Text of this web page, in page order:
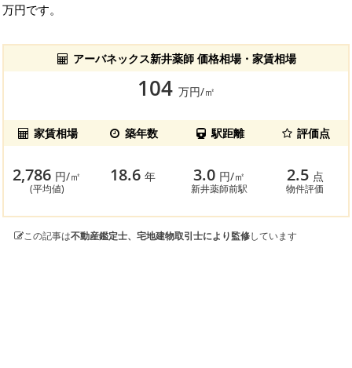
万円です。
アーバネックス新井薬師 価格相場・家賃相場
104 万円/㎡
家賃相場 築年数 駅距離 評価点
2,786 円/㎡
(平均値)
18.6年 3.0 円/㎡
新井薬師前駅
2.5 点
物件評価
この記事は不動産鑑定士、宅地建物取引士により監修しています